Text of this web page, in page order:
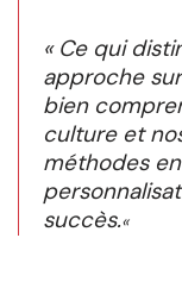
« Ce qui
approche
bien
culture et
méthodes
succès.«